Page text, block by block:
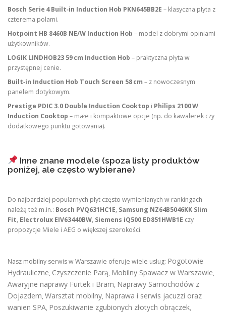
Bosch Serie 4 Built‑in Induction Hob PKN645BB2E – klasyczna płyta z
czterema polami.
Hotpoint HB 8460B NE/W Induction Hob – model z dobrymi opiniami
użytkowników.
LOGIK LINDHOB23 59 cm Induction Hob – praktyczna płyta w
przystępnej cenie.
Built‑in Induction Hob Touch Screen 58 cm – z nowoczesnym
panelem dotykowym.
Prestige PDIC 3.0 Double Induction Cooktop i Philips 2100 W
Induction Cooktop – małe i kompaktowe opcje (np. do kawalerek czy
dodatkowego punktu gotowania).
Inne znane modele (spoza listy produktów
poniżej, ale często wybierane)
Do najbardziej popularnych płyt często wymienianych w rankingach
należą też m.in.: Bosch PVQ631HC1E, Samsung NZ64B5046KK Slim
Fit, Electrolux EIV63440BW, Siemens iQ500 ED851HWB1E czy
propozycje Miele i AEG o większej szerokości.
Nasz mobilny serwis w Warszawie oferuje wiele usług: Pogotowie
Hydrauliczne, Czyszczenie Parą, Mobilny Spawacz w Warszawie,
Awaryjne naprawy Furtek i Bram, Naprawy Samochodów z
Dojazdem, Warsztat mobilny, Naprawa i serwis jacuzzi oraz
wanien SPA, Poszukiwanie zgubionych złotych obrączek,